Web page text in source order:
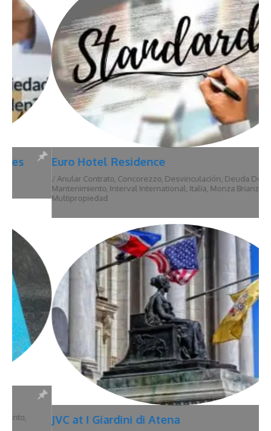
Euro Hotel Residence
Anular Contrato,Concorezzo,Desvinculación,Deuda De
Mantenimiento,Interval International,Italia,Monza Brianza,
Multipropiedad
JVC at I Giardini di Atena